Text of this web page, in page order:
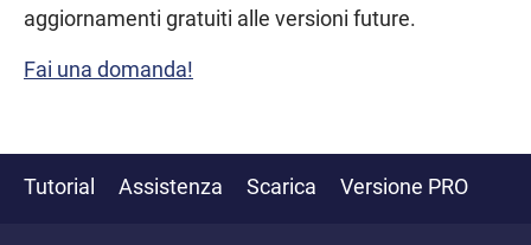
aggiornamenti gratuiti alle versioni future.
Fai una domanda!
Tutorial Assistenza Scarica Versione PRO